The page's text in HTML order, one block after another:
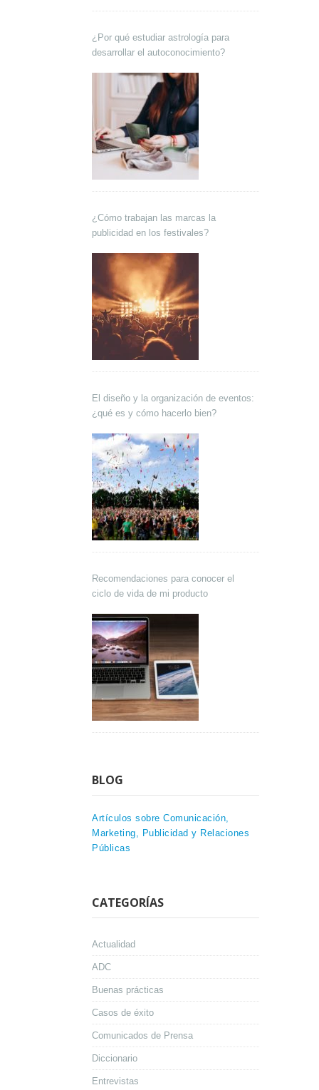
¿Por qué estudiar astrología para
desarrollar el autoconocimiento?
¿Cómo trabajan las marcas la
publicidad en los festivales?
El diseño y la organización de eventos:
¿qué es y cómo hacerlo bien?
Recomendaciones para conocer el
ciclo de vida de mi producto
BLOG
Artículos sobre Comunicación,
Marketing, Publicidad y Relaciones
Públicas
CATEGORÍAS
Actualidad
ADC
Buenas prácticas
Casos de éxito
Comunicados de Prensa
Diccionario
Entrevistas